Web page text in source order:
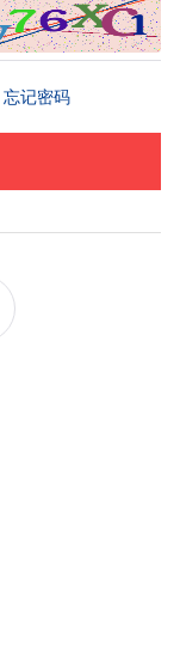
忘记密码